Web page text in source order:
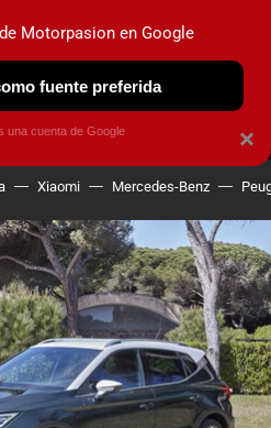
NUEVO
OBSERVATORIO
Xiaomi Mercedes-Benz
×
Motorpasion en Google
fuente preferida
una cuenta de Google